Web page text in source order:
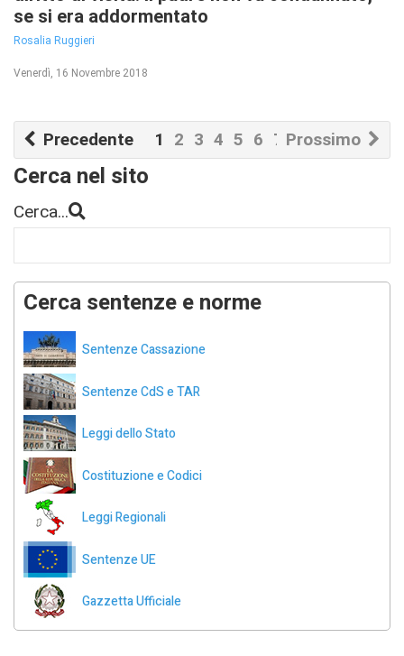
se si era addormentato
Rosalia Ruggieri
Venerdì, 16 Novembre 2018
Precedente Prossimo
1 2 3 4 5 6 7 8
Cerca nel sito
Cerca...
Cerca sentenze e norme
Sentenze Cassazione
Sentenze CdS e TAR
Leggi dello Stato
Costituzione e Codici
Leggi Regionali
Sentenze UE
Gazzetta Ufficiale